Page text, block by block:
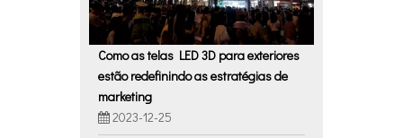
Como as telas LED 3D para exteriores
estão redefinindo as estratégias de
marketing
2023-12-25